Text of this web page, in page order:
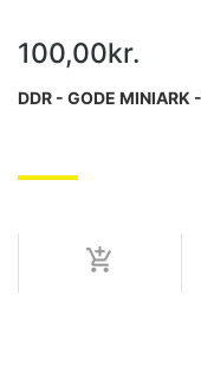
100,00kr.
DDR - GODE MINIARK